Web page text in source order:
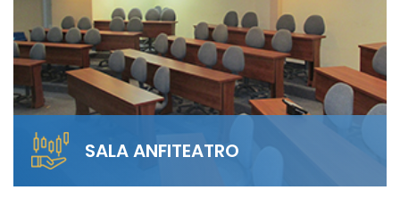
SALA ANFITEATRO